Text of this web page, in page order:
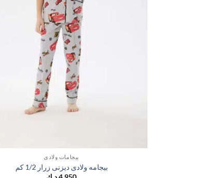
بيجامات ولادي
بيجامه ولادى ديزنى زرار 1/2 كم